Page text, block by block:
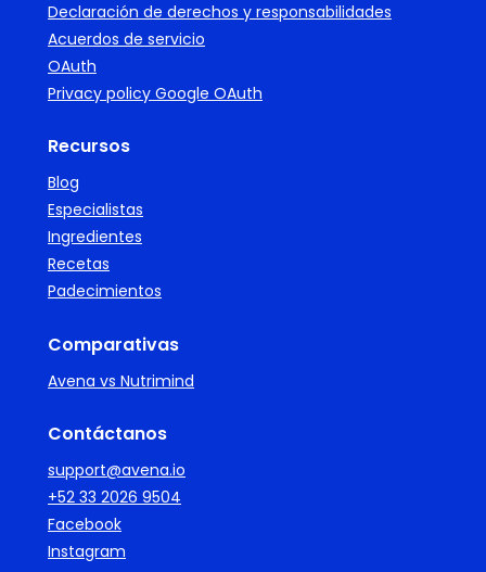
Declaración de derechos y responsabilidades
Acuerdos de servicio
OAuth
Privacy policy Google OAuth
Recursos
Blog
Especialistas
Ingredientes
Recetas
Padecimientos
Comparativas
Avena vs Nutrimind
Contáctanos
support@avena.io
+52 33 2026 9504
Facebook
Instagram